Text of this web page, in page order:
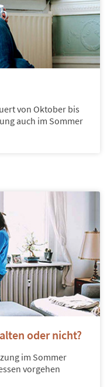
von Oktober bis
auch im Sommer
oder nicht?
im Sommer
vorgehen